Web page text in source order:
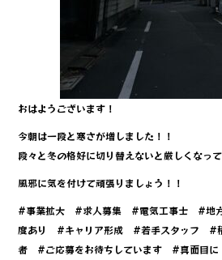
おはようございます！
今朝は一段と寒さが増しました！！
段々と冬の格好に切り替えないと厳しくなっ
風邪に気を付けて頑張りましょう！！
#事業拡大 #求人募集 #電気工事士 #地方
度あり #キャリア形成 #若手スタッフ #
者 #ご応募をお待ちしています #真面目